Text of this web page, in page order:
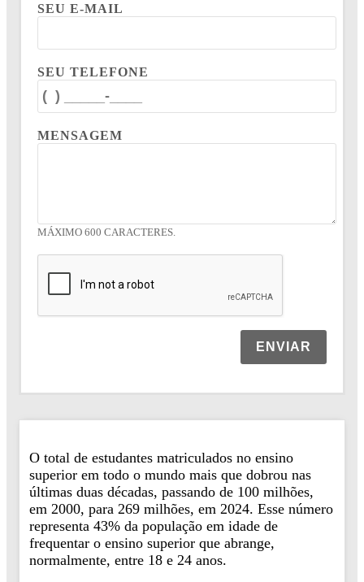
SEU E-MAIL
SEU TELEFONE
MENSAGEM
MÁXIMO 600 CARACTERES.
ENVIAR
O total de estudantes matriculados no ensino
superior em todo o mundo mais que dobrou nas
últimas duas décadas, passando de 100 milhões,
em 2000, para 269 milhões, em 2024. Esse número
representa 43% da população em idade de
frequentar o ensino superior que abrange,
normalmente, entre 18 e 24 anos.